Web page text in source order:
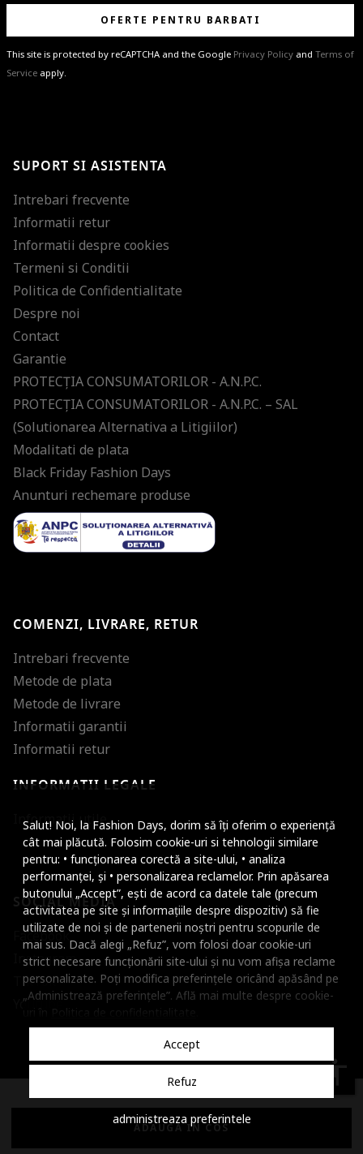
Salut! Noi, la Fashion Days, dorim să îți oferim o experiență
cât mai plăcută. Folosim cookie-uri si tehnologii similare
pentru: • funcționarea corectă a site-ului, • analiza
performanței, și • personalizarea reclamelor. Prin apăsarea
butonului „Accept”, ești de acord ca datele tale (precum
activitatea pe site și informațiile despre dispozitiv) să fie
utilizate de noi și de partenerii noștri pentru scopurile de
mai sus. Dacă alegi „Refuz”, vom folosi doar cookie-uri
strict necesare funcționării site-ului și nu vom afișa reclame
personalizate. Poți modifica preferințele oricând apăsând pe
„Administrează preferințele”. Află mai multe despre cookie-
Accept
Refuz
administreaza preferintele
ADAUGA IN COS
OFERTE PENTRU BARBATI
This site is protected by reCAPTCHA and the Google Privacy Policy and Terms of
Service apply.
ultimele tendinte in moda!
SUPORT SI ASISTENTA
Intrebari frecvente
Informatii retur
Informatii despre cookies
Termeni si Conditii
Politica de Confidentialitate
Despre noi
Contact
Garantie
PROTECŢIA CONSUMATORILOR - A.N.P.C.
PROTECŢIA CONSUMATORILOR - A.N.P.C. – SAL
(Solutionarea Alternativa a Litigiilor)
Modalitati de plata
Black Friday Fashion Days
Anunturi rechemare produse
COMENZI, LIVRARE, RETUR
Intrebari frecvente
Metode de plata
Metode de livrare
Informatii garantii
Informatii retur
INFORMATII LEGALE
Informatii utile
SOCIAL MEDIA
Facebook
Instagram
TikTok
Youtube
© 2001 - 2026 Dante International, CUI: 14399840, Reg. Com.
accessibility
Micsoreaza
Mareste spatierea
Micsoreaza
Mareste inaltimea
Micsoreaza
Inverseaza culorile
Nuante de gri
Cursor mare
Subliniaza link-urile